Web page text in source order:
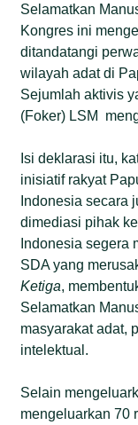
Selamatkan
Kongres ini
ditandatangi
wilayah adat di
Sejumlah aktivis
(Foker) LSM
Isi deklarasi itu,
inisiatif rakyat
Indonesia secara
dimediasi pihak
Indonesia segera
SDA yang
Ketiga,
Selamatkan
masyarakat adat,
intelektual.
Selain
mengeluarkan 70